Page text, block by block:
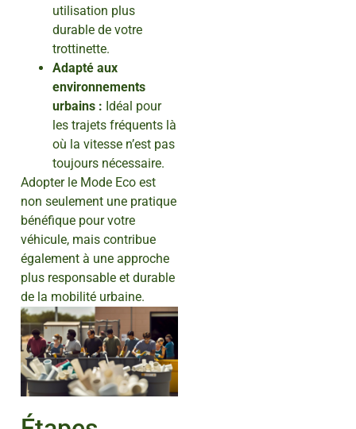
utilisation plus
durable de votre
trottinette.
Adapté aux
environnements
urbains : Idéal pour
les trajets fréquents là
où la vitesse n’est pas
toujours nécessaire.
Adopter le Mode Eco est
non seulement une pratique
bénéfique pour votre
véhicule, mais contribue
également à une approche
plus responsable et durable
de la mobilité urbaine.